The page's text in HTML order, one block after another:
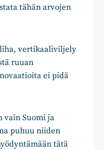
tähän arvojen
vertikaaliviljely
ruuan
ei pidä
vain Suomi ja
puhuu niiden
tätä